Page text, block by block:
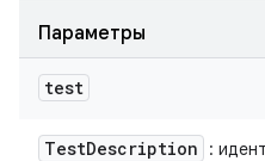
Параметры
test
TestDescription :